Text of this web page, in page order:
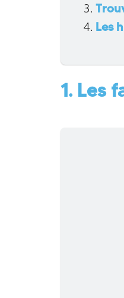
Les
1. Les